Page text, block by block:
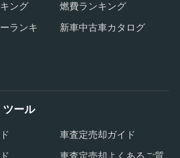
ング
燃費ランキング
ランキ
新車中古車カタログ
ツール
車査定売却ガイド
車査定売却よくあるご質